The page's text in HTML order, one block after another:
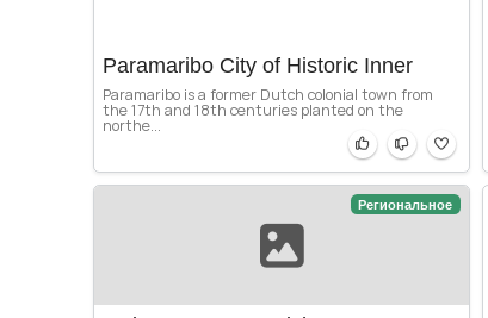
Paramaribo City of Historic Inner
Paramaribo is a former Dutch colonial town from
the 17th and 18th centuries planted on the
northe...
Региональное